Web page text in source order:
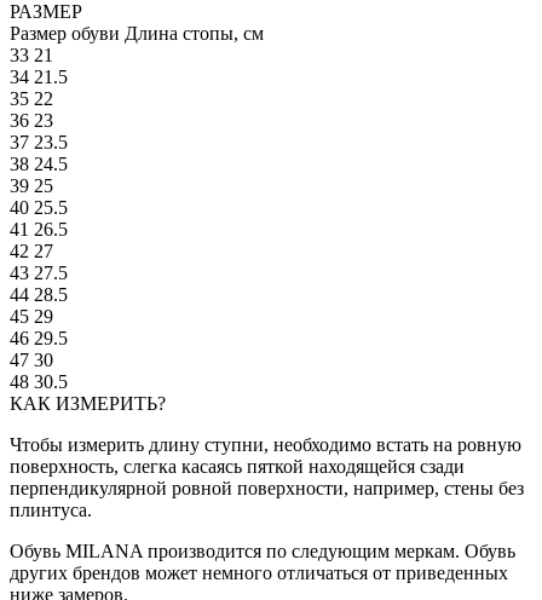
РАЗМЕР
Размер обуви Длина стопы, см
33 21
34 21.5
35 22
36 23
37 23.5
38 24.5
39 25
40 25.5
41 26.5
42 27
43 27.5
44 28.5
45 29
46 29.5
47 30
48 30.5
КАК ИЗМЕРИТЬ?
Чтобы измерить длину ступни, необходимо встать на ровную
поверхность, слегка касаясь пяткой находящейся сзади
перпендикулярной ровной поверхности, например, стены без
плинтуса.
Обувь MILANA производится по следующим меркам. Обувь
других брендов может немного отличаться от приведенных
ниже замеров.